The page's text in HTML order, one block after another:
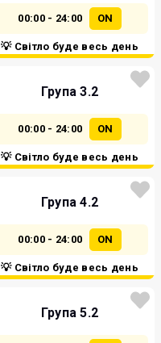
00:00 - 24:00 ON
💡 Світло буде весь день
Група 3.2
00:00 - 24:00 ON
💡 Світло буде весь день
Група 4.2
00:00 - 24:00 ON
💡 Світло буде весь день
Група 5.2